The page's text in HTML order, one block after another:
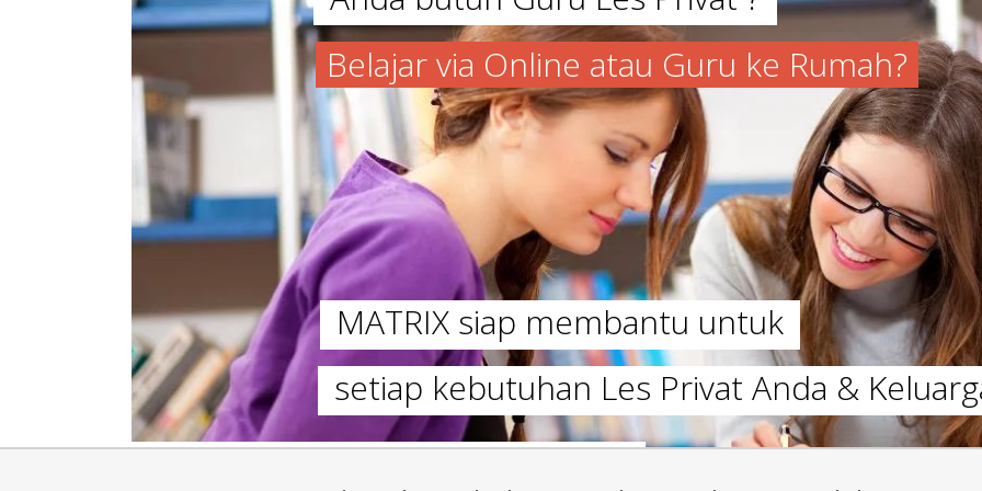
Belajar via Online atau Guru ke Rumah?
MATRIX siap membantu untuk
setiap kebutuhan Les Privat Anda &